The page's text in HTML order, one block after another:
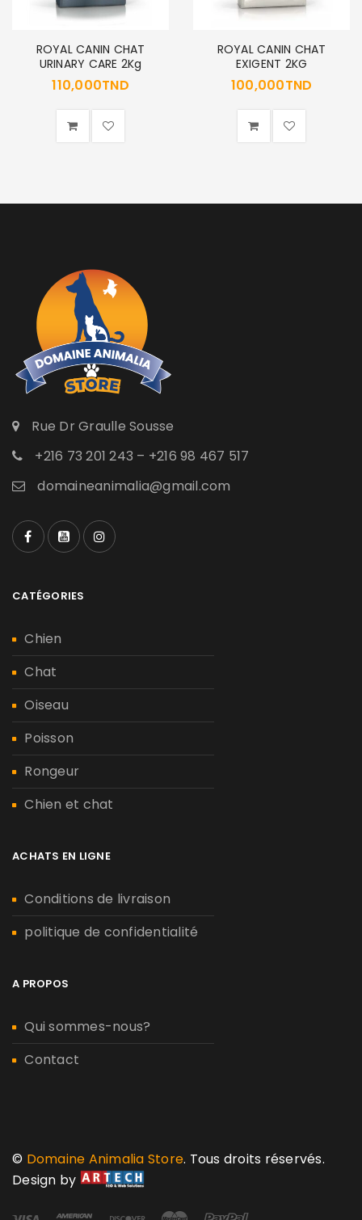
Se souvenir de moi
SE CONNECTER
ROYAL CANIN CHAT
URINARY CARE 2Kg
110,000TND
ROYAL CANIN CHAT
EXIGENT 2KG
100,000TND
Rue Dr Graulle Sousse
+216 73 201 243 – +216 98 467 517
domaineanimalia@gmail.com
CATÉGORIES
Chien
Chat
Oiseau
Poisson
Rongeur
Chien et chat
ACHATS EN LIGNE
Conditions de livraison
politique de confidentialité
A PROPOS
Qui sommes-nous?
Contact
© Domaine Animalia Store. Tous droits réservés.
Design by